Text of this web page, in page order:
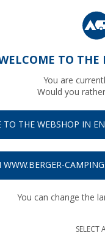
Navigatie
met
nemen
TO THE
You are
Would you
TO THE WEBSHOP IN
WWW.BERGER-
You can change the
SELECT